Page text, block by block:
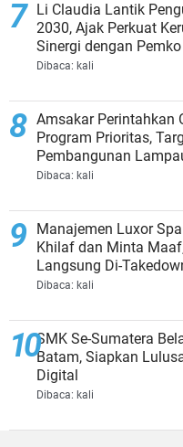
Li Claudia Lantik
2030, Ajak Perkuat
Sinergi dengan
Dibaca: kali
Amsakar Perintahkan
Program Prioritas,
Pembangunan
Dibaca: kali
Manajemen Luxor
Khilaf dan Minta
Langsung Di-
Dibaca: kali
SMK Se-Sumatera
Batam, Siapkan
Digital
Dibaca: kali